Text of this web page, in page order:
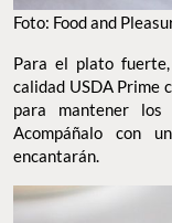
Foto: Food and
Para el plato
calidad USDA Prime
para mantener
Acompáñalo con
encantarán.